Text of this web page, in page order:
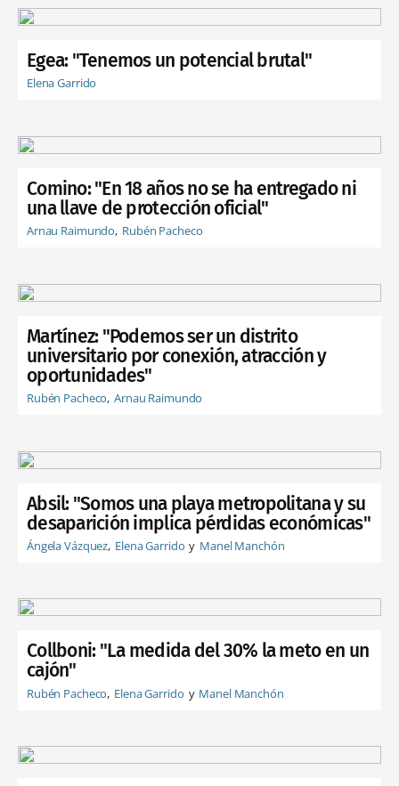
Egea: "Tenemos un potencial brutal"
Elena Garrido
Comino: "En 18 años no se ha entregado ni
una llave de protección oficial"
Arnau Raimundo Rubén Pacheco
Martínez: "Podemos ser un distrito
universitario por conexión, atracción y
oportunidades"
Rubén Pacheco Arnau Raimundo
Absil: "Somos una playa metropolitana y su
desaparición implica pérdidas económicas"
Ángela Vázquez Elena Garrido Manel Manchón
Collboni: "La medida del 30% la meto en un
cajón"
Rubén Pacheco Elena Garrido Manel Manchón